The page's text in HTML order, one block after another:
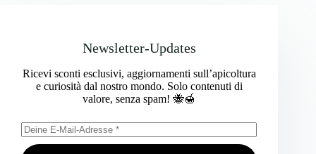
Newsletter-Updates
Ricevi sconti esclusivi, aggiornamenti sull’apicoltura
e curiosità dal nostro mondo. Solo contenuti di
valore, senza spam! 🐝🍯